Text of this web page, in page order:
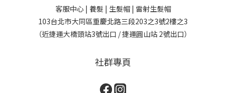
客服中心 | 養髮 | 生髮帽 | 雷射生髮帽
103台北市大同區重慶北路三段203之3號2樓之3
（近捷運大橋頭站3號出口 / 捷運圓山站 2號出口）
社群專頁